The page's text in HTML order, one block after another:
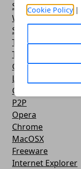
Cookie Policy |
Storage
Web 2.0
Spam
Trucchi FaceBook
Trucchi e Segreti
Google Earth
Linux
Contatti
P2P
Opera
Chrome
MacOSX
Freeware
Internet Explorer